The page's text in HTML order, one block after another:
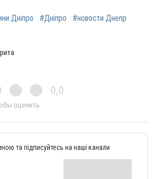
Дніпро #Дніпро
#новости Днепр
0,0
оценить
та підписуйтесь на наші канали